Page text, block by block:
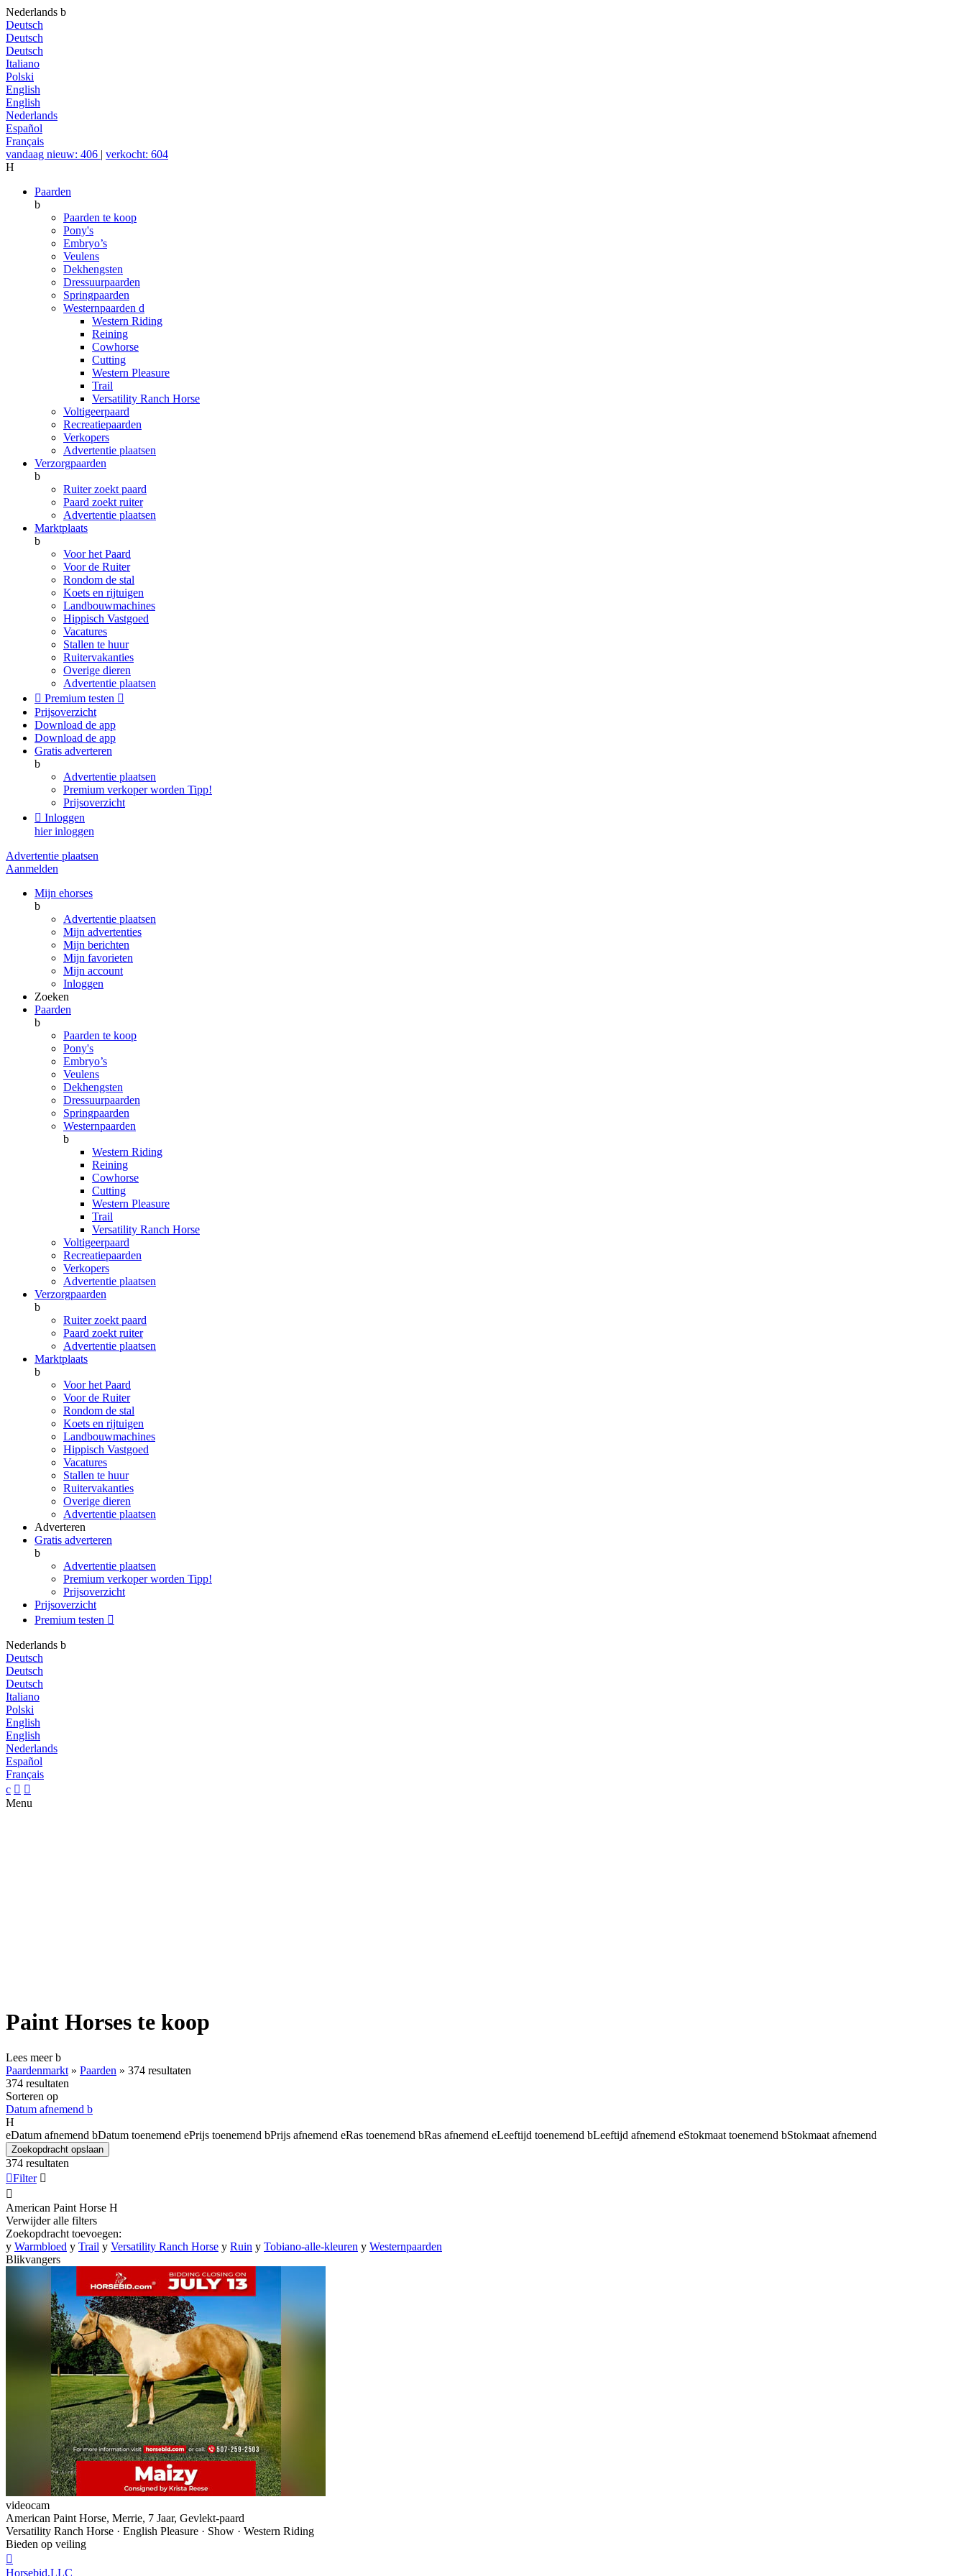
Nederlands b
Deutsch
Deutsch
Deutsch
Italiano
Polski
English
English
Nederlands
Español
Français
vandaag nieuw: 406 | verkocht: 604
H
Paarden
b
Paarden te koop
Pony's
Embryo’s
Veulens
Dekhengsten
Dressuurpaarden
Springpaarden
Westernpaarden d
Western Riding
Reining
Cowhorse
Cutting
Western Pleasure
Trail
Versatility Ranch Horse
Voltigeerpaard
Recreatiepaarden
Verkopers
Advertentie plaatsen
Verzorgpaarden
b
Ruiter zoekt paard
Paard zoekt ruiter
Advertentie plaatsen
Marktplaats
b
Voor het Paard
Voor de Ruiter
Rondom de stal
Koets en rijtuigen
Landbouwmachines
Hippisch Vastgoed
Vacatures
Stallen te huur
Ruitervakanties
Overige dieren
Advertentie plaatsen
 Premium testen 
Prijsoverzicht
Download de app
Download de app
Gratis adverteren
b
Advertentie plaatsen
Premium verkoper worden Tipp!
Prijsoverzicht
 Inloggen
hier inloggen
Advertentie plaatsen
Aanmelden
Mijn ehorses
b
Advertentie plaatsen
Mijn advertenties
Mijn berichten
Mijn favorieten
Mijn account
Inloggen
Zoeken
Paarden
b
Paarden te koop
Pony's
Embryo’s
Veulens
Dekhengsten
Dressuurpaarden
Springpaarden
Westernpaarden
b
Western Riding
Reining
Cowhorse
Cutting
Western Pleasure
Trail
Versatility Ranch Horse
Voltigeerpaard
Recreatiepaarden
Verkopers
Advertentie plaatsen
Verzorgpaarden
b
Ruiter zoekt paard
Paard zoekt ruiter
Advertentie plaatsen
Marktplaats
b
Voor het Paard
Voor de Ruiter
Rondom de stal
Koets en rijtuigen
Landbouwmachines
Hippisch Vastgoed
Vacatures
Stallen te huur
Ruitervakanties
Overige dieren
Advertentie plaatsen
Adverteren
Gratis adverteren
b
Advertentie plaatsen
Premium verkoper worden Tipp!
Prijsoverzicht
Prijsoverzicht
Premium testen 
Nederlands b
Deutsch
Deutsch
Deutsch
Italiano
Polski
English
English
Nederlands
Español
Français
c  
Menu
Paint Horses te koop
Lees meerb
Paardenmarkt » Paarden » 374 resultaten
374 resultaten
Sorteren op
Datum afnemend b
H
eDatum afnemend bDatum toenemend ePrijs toenemend bPrijs afnemend eRas toenemend bRas afnemend eLeeftijd toenemend bLeeftijd afnemend eStokmaat toenemend bStokmaat afnemend
Zoekopdracht opslaan
374 resultaten
Filter 

American Paint Horse H
Verwijder alle filters
Zoekopdracht toevoegen:
y Warmbloed y Trail y Versatility Ranch Horse y Ruin y Tobiano-alle-kleuren y Westernpaarden
Blikvangers
videocam
American Paint Horse, Merrie, 7 Jaar, Gevlekt-paard
Versatility Ranch Horse · English Pleasure · Show · Western Riding
Bieden op veiling

Horsebid,LLC